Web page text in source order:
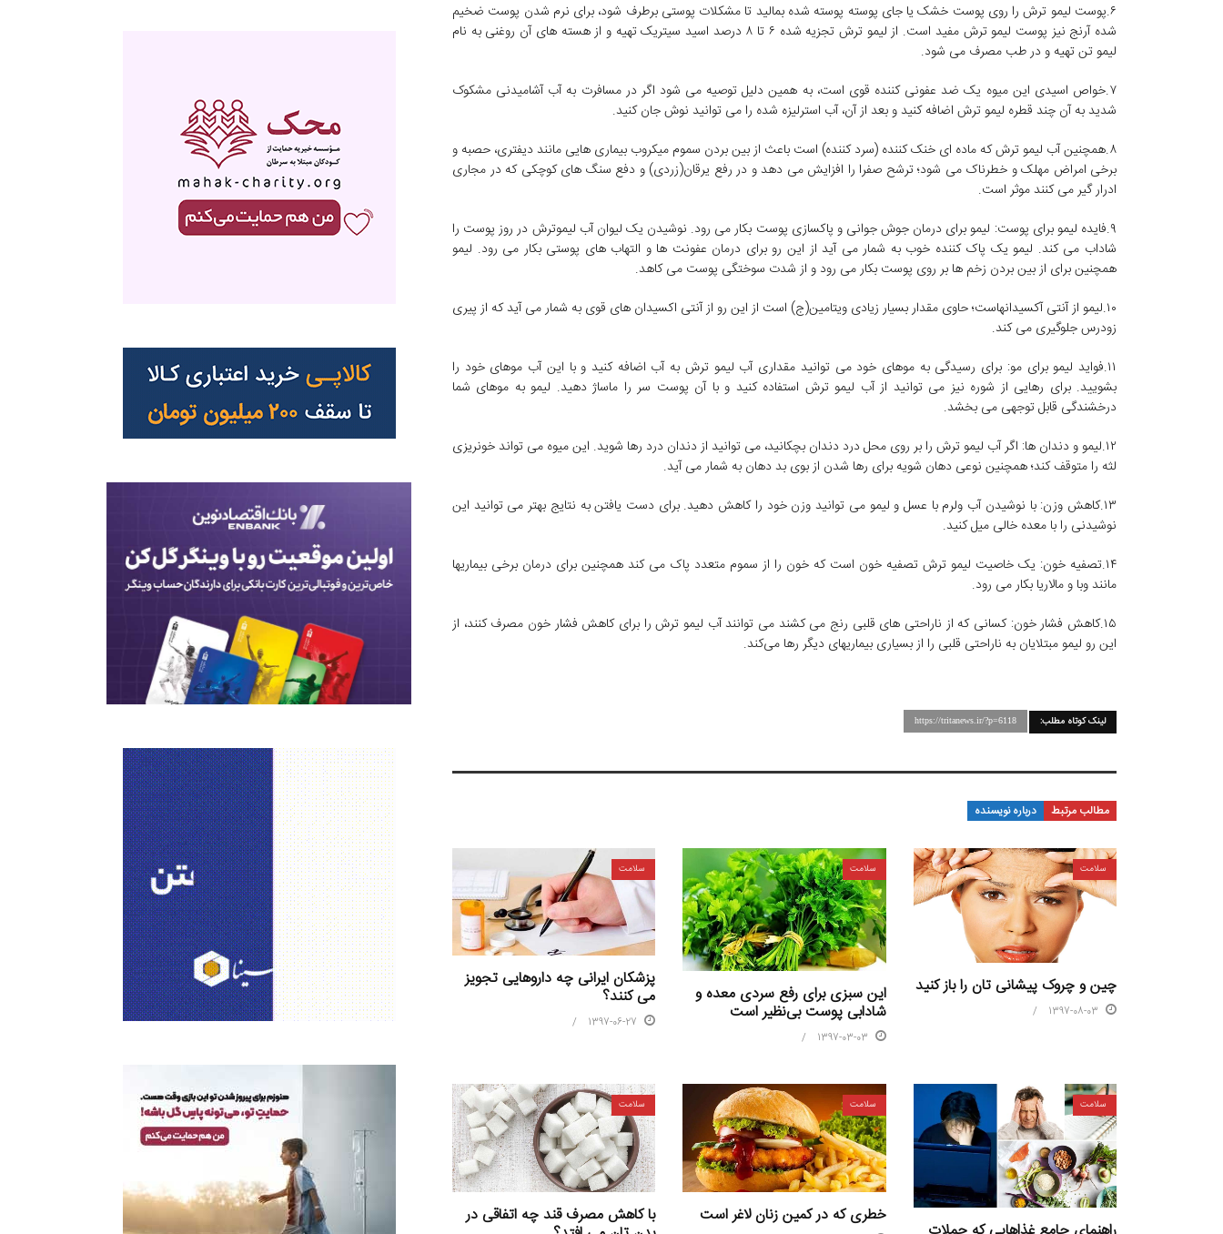
۶.پوست لیمو ترش را روی پوست خشک یا جای پوسته پوسته شده بمالید تا مشکلات پوستی برطرف شود، برای نرم شدن پوست ضخیم
شده آرنج نیز پوست لیمو ترش مفید است. از لیمو ترش تجزیه شده ۶ تا ۸ درصد اسید سیتریک تهیه و از هسته های آن روغنی به نام
لیمو تن تهیه و در طب مصرف می شود.
۷.خواص اسیدی این میوه یک ضد عفونی کننده قوی است، به همین دلیل توصیه می شود اگر در مسافرت به آب آشامیدنی مشکوک
شدید به آن چند قطره لیمو ترش اضافه کنید و بعد از آن، آب استرلیزه شده را می توانید نوش جان کنید.
۸.همچنین آب لیمو ترش که ماده ای خنک کننده (سرد کننده) است باعث از بین بردن سموم میکروب بیماری هایی مانند دیفتری، حصبه و
برخی امراض مهلک و خطرناک می شود؛ ترشح صفرا را افزایش می دهد و در رفع یرقان(زردی) و دفع سنگ های کوچکی که در مجاری
ادرار گیر می کنند موثر است.
۹.فایده لیمو برای پوست: لیمو برای درمان جوش جوانی و پاکسازی پوست بکار می رود. نوشیدن یک لیوان آب لیموترش در روز پوست را
شاداب می کند. لیمو یک پاک کننده خوب به شمار می آید از این رو برای درمان عفونت ها و التهاب های پوستی بکار می رود. لیمو
همچنین برای از بین بردن زخم ها بر روی پوست بکار می رود و از شدت سوختگی پوست می کاهد.
۱۰.لیمو از آنتی آکسیدانهاست؛ حاوی مقدار بسیار زیادی ویتامین(ج) است از این رو از آنتی اکسیدان های قوی به شمار می آید که از پیری
زودرس جلوگیری می کند.
۱۱.فواید لیمو برای مو: برای رسیدگی به موهای خود می توانید مقداری آب لیمو ترش به آب اضافه کنید و با این آب موهای خود را
بشویید. برای رهایی از شوره نیز می توانید از آب لیمو ترش استفاده کنید و با آن پوست سر را ماساژ دهید. لیمو به موهای شما
درخشندگی قابل توجهی می بخشد.
۱۲.لیمو و دندان ها: اگر آب لیمو ترش را بر روی محل درد دندان بچکانید، می توانید از دندان درد رها شوید. این میوه می تواند خونریزی
لثه را متوقف کند؛ همچنین نوعی دهان شویه برای رها شدن از بوی بد دهان به شمار می آید.
۱۳.کاهش وزن: با نوشیدن آب ولرم با عسل و لیمو می توانید وزن خود را کاهش دهید. برای دست یافتن به نتایج بهتر می توانید این
نوشیدنی را با معده خالی میل کنید.
۱۴.تصفیه خون: یک خاصیت لیمو ترش تصفیه خون است که خون را از سموم متعدد پاک می کند همچنین برای درمان برخی بیماریها
مانند وبا و مالاریا بکار می رود.
۱۵.کاهش فشار خون: کسانی که از ناراحتی های قلبی رنج می کشند می توانند آب لیمو ترش را برای کاهش فشار خون مصرف کنند، از
این رو لیمو مبتلایان به ناراحتی قلبی را از بسیاری بیماریهای دیگر رها می‌کند.
لینک کوتاه مطلب: https://tritanews.ir/?p=6118
مطالب مرتبط درباره نویسنده
سلامت
چین و چروک پیشانی تان را باز کنید
1397-08-03
سلامت
این سبزی برای رفع سردی معده و
شادابی پوست بی‌نظیر است
1397-03-03
سلامت
پزشکان ایرانی چه داروهایی تجویز
می کنند؟
1397-06-27
سلامت سلامت
خطری که در کمین زنان لاغر است
سلامت
با کاهش مصرف قند چه اتفاقی در